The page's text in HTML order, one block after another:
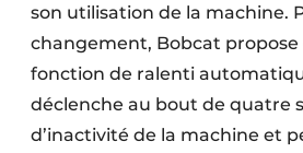
son utilisation de la machine.
changement, Bobcat
fonction de ralenti
déclenche au bout de quatre
d’inactivité de la machine et